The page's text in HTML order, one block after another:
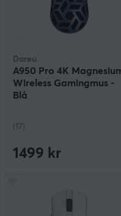
Dareu
A950 Pro 4K
Wireless Gamingmus -
Blå
(17)
1499 kr